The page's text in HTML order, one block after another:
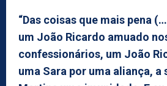
“Das coisas que mais pena
um João Ricardo amuado
confessionários, um João
uma Sara por uma aliança, a